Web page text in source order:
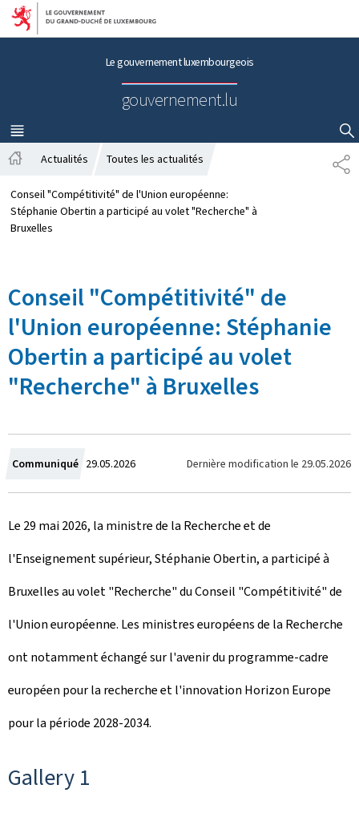
Aller au menu principal
Aller au contenu
Le gouvernement luxembourgeois
gouvernement.lu
MENU
PRINCIPAL
AFFICHER / MASQUER LA RECHERCHE
P
A
c
c
u
Actualités Toutes les actualités
Conseil "Compétitivité" de l'Union européenne:
Stéphanie Obertin a participé au volet "Recherche" à
Bruxelles
Conseil "Compétitivité" de
l'Union européenne: Stéphanie
Obertin a participé au volet
"Recherche" à Bruxelles
Communiqué C
r
é
e
l
e
29.05.2026 Dernière modification le 29.05.2026
Le 29 mai 2026, la ministre de la Recherche et de
l'Enseignement supérieur, Stéphanie Obertin, a participé à
Bruxelles au volet "Recherche" du Conseil "Compétitivité" de
l'Union européenne. Les ministres européens de la Recherche
ont notamment échangé sur l'avenir du programme-cadre
européen pour la recherche et l'innovation Horizon Europe
pour la période 2028-2034.
Gallery 1